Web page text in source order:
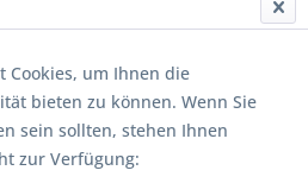
Cookies, um Ihnen die
bieten zu können. Wenn Sie
sein sollten, stehen Ihnen
zur Verfügung: